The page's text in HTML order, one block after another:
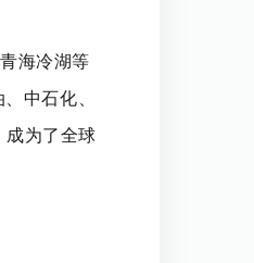
海冷湖等
中石化、
为了全球